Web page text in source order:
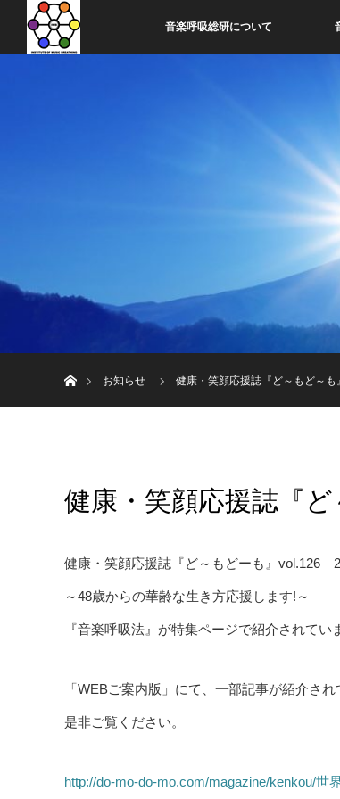
音楽呼吸総研について
お知らせ
健康・笑顔応援誌『ど～もど～も
健康・笑顔応援誌『
健康・笑顔応援誌『ど～もどーも』vol.126
～48歳からの華齢な生き方応援します!～
『音楽呼吸法』が特集ページで紹介されてい
「WEBご案内版」にて、一部記事が紹介され
是非ご覧ください。
http://do-mo-do-mo.com/magazine/kenkou/世